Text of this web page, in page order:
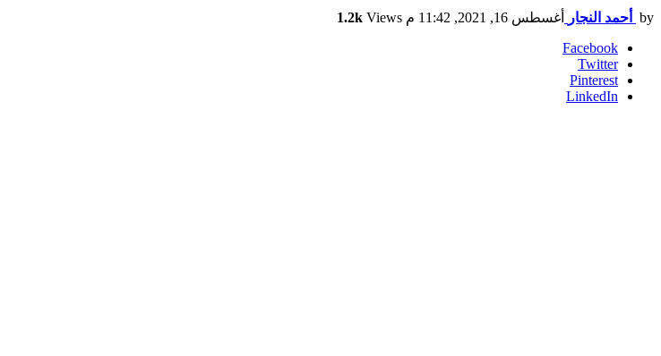
by أحمد النجار أغسطس 16, 2021, 11:42 م 1.2k Views
Facebook
Twitter
Pinterest
LinkedIn